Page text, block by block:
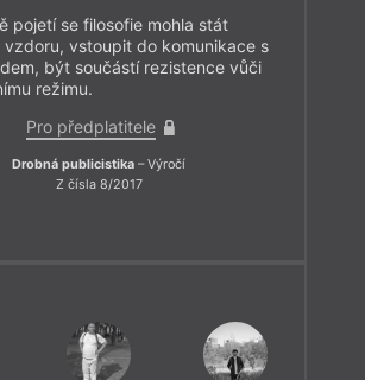
pojetí se filosofie mohla stát
vzdoru, vstoupit do komunikace s
být součástí rezistence vůči
režimu.
Pro předplatitele
Drobná publicistika – Výročí
Z čísla 8/2017